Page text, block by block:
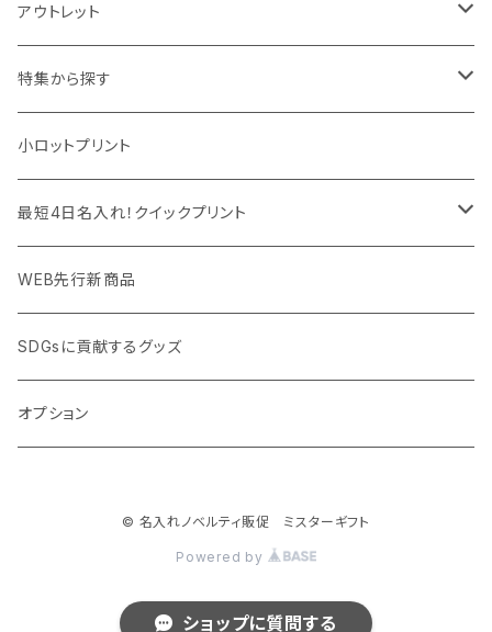
デスク周辺
イヤホン・ヘッドフォン
マウスパッド
モバイル周辺グッズ
PC周辺グッズ
除菌グッズ
パーテーション
マスク・フェイスシールド
測定・測量用品
加湿器・オゾン発生器
ウイルス対策消耗品
ウイルス対策備品
アウトレット
アウトレット
ドリンクフェア
ボトル・タンブラー
ポーチ・巾着
タオル・ブランケット
その他雑貨品
特集から探す
エンタメグッズ・イベント会場物販品
ご当地グッズ・オリジナルお土産品
フルカラー印刷ノベルティ
予算消化・備品におすすめグッズ
展示会・説明会ノベルティ
小ロットプリント
最短4日名入れ！クイックプリント
クイック印刷対応トートバッグ・エコバッグ
クイック印刷対応ポーチ・巾着
クイック印刷対応ボトル
WEB先行新商品
SDGsに貢献するグッズ
オプション
© 名入れノベルティ販促 ミスターギフト
Powered by
ショップに質問する